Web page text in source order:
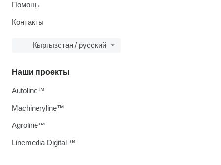
Помощь
Контакты
Кыргызстан / русский
Наши проекты
Autoline™
Machineryline™
Agroline™
Linemedia Digital ™